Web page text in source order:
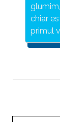
chiar
primul